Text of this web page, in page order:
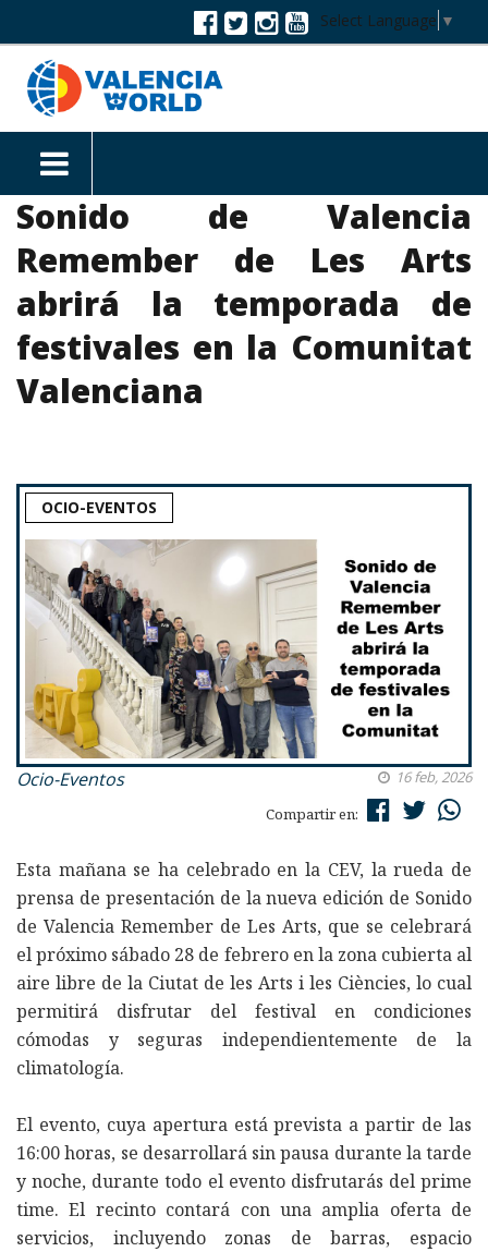
Select Language ▼
Sonido de Valencia
Remember de Les Arts
abrirá la temporada de
festivales en la Comunitat
Valenciana
OCIO-EVENTOS
Ocio-Eventos
16 feb, 2026
Compartir en:
Esta mañana se ha celebrado en la CEV, la rueda de
prensa de presentación de la nueva edición de Sonido
de Valencia Remember de Les Arts, que se celebrará
el próximo sábado 28 de febrero en la zona cubierta al
aire libre de la Ciutat de les Arts i les Ciències, lo cual
permitirá disfrutar del festival en condiciones
cómodas y seguras independientemente de la
climatología.
El evento, cuya apertura está prevista a partir de las
16:00 horas, se desarrollará sin pausa durante la tarde
y noche, durante todo el evento disfrutarás del prime
time. El recinto contará con una amplia oferta de
servicios, incluyendo zonas de barras, espacio